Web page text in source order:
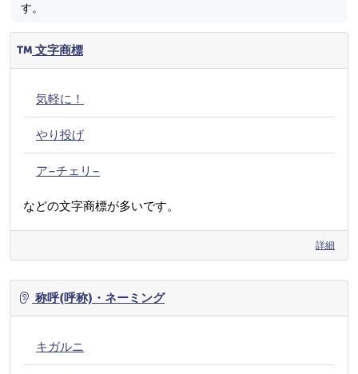
す。
文字商標
気軽に！
やり投げ
ア−チェリ−
などの文字商標が多いです。
詳細
称呼(呼称)・ネーミング
キガルニ